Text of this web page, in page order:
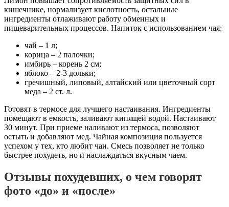
кишечнике, нормализует кислотность, остальные
ингредиенты отлаживают работу обменных и
пищеварительных процессов. Напиток с использованием чая:
чай – 1 л;
корица – 2 палочки;
имбирь – корень 2 см;
яблоко – 2-3 дольки;
гречишный, липовый, алтайский или цветочный сорт
меда – 2 ст. л.
Готовят в термосе для лучшего настаивания. Ингредиенты
помещают в емкость, заливают кипящей водой. Настаивают
30 минут. При приеме наливают из термоса, позволяют
остыть и добавляют мед. Чайная композиция пользуется
успехом у тех, кто любит чаи. Смесь позволяет не только
быстрее похудеть, но и наслаждаться вкусным чаем.
Отзывы похудевших, о чем говорят
фото «до» и «после»